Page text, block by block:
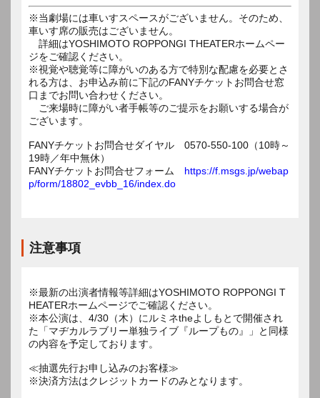
※当劇場には車いすスペースがございません。そのため、
車いす席の販売はございません。
詳細はYOSHIMOTO ROPPONGI THEATERホームペー
ジをご確認ください。
※視覚や聴覚等に障がいのある方で特別な配慮を必要とさ
れる方は、お申込み前に下記のFANYチケットお問合せ窓
口までお問い合わせください。
ご来場時に障がい者手帳等のご提示をお願いする場合が
ございます。
FANYチケットお問合せダイヤル 0570-550-100（10時～
19時／年中無休）
FANYチケットお問合せフォーム https://f.msgs.jp/webap
p/form/18802_evbb_16/index.do
注意事項
※最新の出演者情報等詳細はYOSHIMOTO ROPPONGI T
HEATERホームページでご確認ください。
※本公演は、4/30（木）にルミネtheよしもとで開催され
た「マヂカルラブリー単独ライブ『ループもの』」と同様
の内容を予定しております。
≪抽選先行お申し込みのお客様≫
※決済方法はクレジットカードのみとなります。